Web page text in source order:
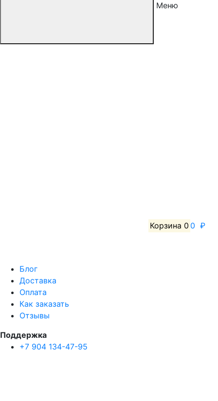
Меню
Корзина 0 0 ₽
Блог
Доставка
Оплата
Как заказать
Отзывы
Поддержка
+7 904 134-47-95